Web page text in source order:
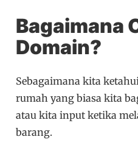
Bagaimana
Domain?
Sebagaimana kita
rumah yang biasa kita
atau kita input ketika
barang.